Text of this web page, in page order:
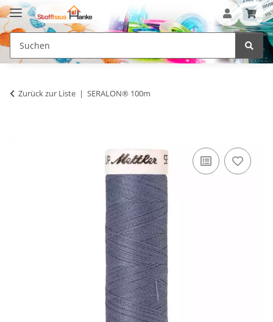
Zurück zur Liste SERALON® 100m